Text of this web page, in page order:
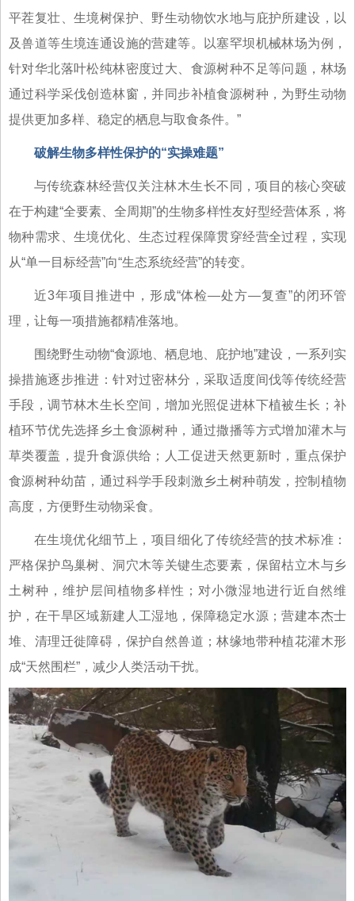
平茬复壮、生境树保护、野生动物饮水地与庇护所建设，以
及兽道等生境连通设施的营建等。以塞罕坝机械林场为例，
针对华北落叶松纯林密度过大、食源树种不足等问题，林场
通过科学采伐创造林窗，并同步补植食源树种，为野生动物
提供更加多样、稳定的栖息与取食条件。”
破解生物多样性保护的“实操难题”
与传统森林经营仅关注林木生长不同，项目的核心突破
在于构建“全要素、全周期”的生物多样性友好型经营体系，将
物种需求、生境优化、生态过程保障贯穿经营全过程，实现
从“单一目标经营”向“生态系统经营”的转变。
近3年项目推进中，形成“体检—处方—复查”的闭环管
理，让每一项措施都精准落地。
围绕野生动物“食源地、栖息地、庇护地”建设，一系列实
操措施逐步推进：针对过密林分，采取适度间伐等传统经营
手段，调节林木生长空间，增加光照促进林下植被生长；补
植环节优先选择乡土食源树种，通过撒播等方式增加灌木与
草类覆盖，提升食源供给；人工促进天然更新时，重点保护
食源树种幼苗，通过科学手段刺激乡土树种萌发，控制植物
高度，方便野生动物采食。
在生境优化细节上，项目细化了传统经营的技术标准：
严格保护鸟巢树、洞穴木等关键生态要素，保留枯立木与乡
土树种，维护层间植物多样性；对小微湿地进行近自然维
护，在干旱区域新建人工湿地，保障稳定水源；营建本杰士
堆、清理迁徙障碍，保护自然兽道；林缘地带种植花灌木形
成“天然围栏”，减少人类活动干扰。